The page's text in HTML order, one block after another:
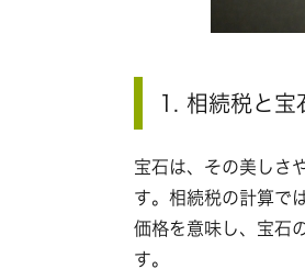
1. 相続税と宝
宝石は、その美しさ
す。相続税の計算で
価格を意味し、宝石
す。